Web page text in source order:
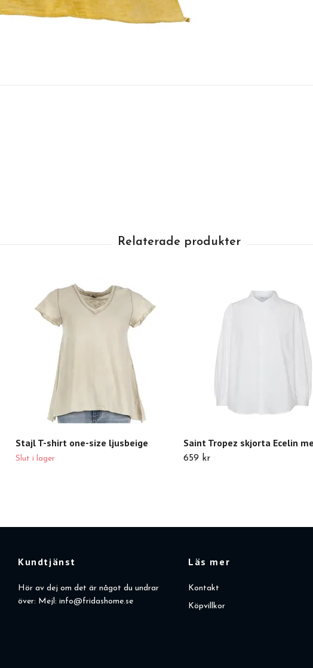
Stajl T-shirt one-size ljusbeige
Slut i lager
Saint Tropez skjorta Ecelin
659 kr
Kundtjänst
Hör av dej om det är något du undrar
över: Mejl: info@fridashome.se
Läs mer
Kontakt
Köpvillkor